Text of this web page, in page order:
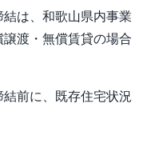
は、和歌山県内事業
渡・無償賃貸の場合
前に、既存住宅状況